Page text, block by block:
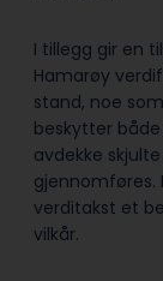
I tillegg gir en
Hamarøy
stand, noe
beskytter
avdekke
gjennomføres.
verditakst et
vilkår.